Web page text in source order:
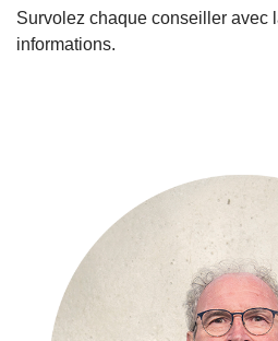
Survolez chaque conseiller avec
informations.